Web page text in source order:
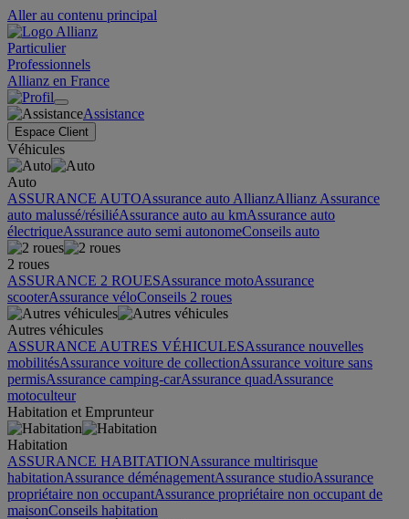
Aller au contenu principal
Particulier
Professionnels
Allianz en France
Assistance
Espace Client
Véhicules
Auto
ASSURANCE AUTOAssurance auto AllianzAllianz Assurance
auto malussé/résiliéAssurance auto au kmAssurance auto
électriqueAssurance auto semi autonomeConseils auto
2 roues
ASSURANCE 2 ROUESAssurance motoAssurance
scooterAssurance véloConseils 2 roues
Autres véhicules
ASSURANCE AUTRES VÉHICULESAssurance nouvelles
mobilitésAssurance voiture de collectionAssurance voiture sans
permisAssurance camping-carAssurance quadAssurance
motoculteur
Habitation et Emprunteur
Habitation
ASSURANCE HABITATIONAssurance multirisque
habitationAssurance déménagementAssurance studioAssurance
propriétaire non occupantAssurance propriétaire non occupant de
maisonConseils habitation